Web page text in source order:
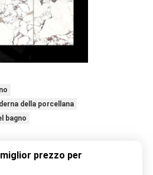
della porcellana
bagno
prezzo per